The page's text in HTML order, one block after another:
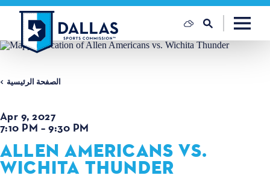
تخطي إلى المحتوى
الصفحة الرئيسية
Apr 9, 2027
7:10 PM – 9:30 PM
ALLEN AMERICANS VS.
WICHITA THUNDER